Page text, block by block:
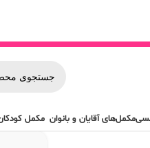
مکمل‌های آقایان و بانوان مکمل